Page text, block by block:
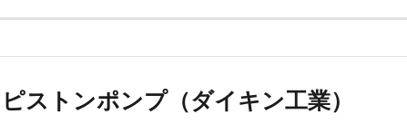
ピストンポンプ（ダイキン工業）